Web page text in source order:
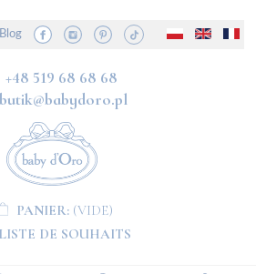
Blog
+48 519 68 68 68
butik@babydoro.pl
PANIER: (VIDE)
LISTE DE SOUHAITS